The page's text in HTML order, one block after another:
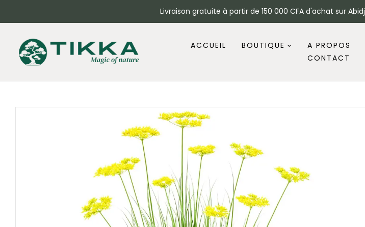
Livraison gratuite à partir de 150 000 CFA d'achat sur
ACCUEIL BOUTIQUE A PROPOS
CONTACT